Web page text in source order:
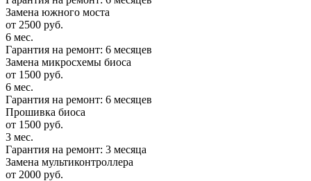
Замена южного моста
от 2500 руб.
6 мес.
Гарантия на ремонт: 6 месяцев
Замена микросхемы биоса
от 1500 руб.
6 мес.
Гарантия на ремонт: 6 месяцев
Прошивка биоса
от 1500 руб.
3 мес.
Гарантия на ремонт: 3 месяца
Замена мультиконтроллера
от 2000 руб.